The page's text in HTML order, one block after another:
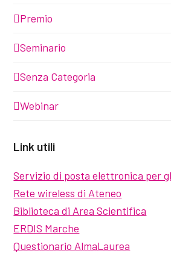
Premio
Seminario
Senza Categoria
Webinar
Link utili
Servizio di posta elettronica per
Rete wireless di Ateneo
Biblioteca di Area Scientifica
ERDIS Marche
Questionario AlmaLaurea